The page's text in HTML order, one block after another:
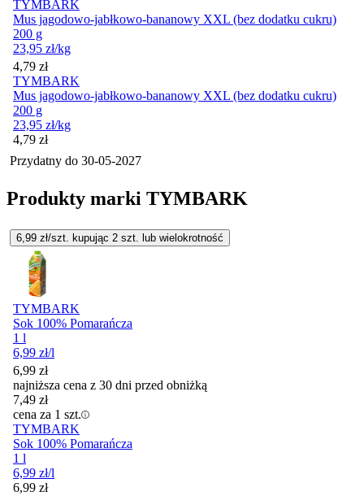
TYMBARK
Mus jagodowo-jabłkowo-bananowy XXL (bez dodatku cukru)
200 g
23,95 zł/kg
Cena
4,79 zł
TYMBARK
Mus jagodowo-jabłkowo-bananowy XXL (bez dodatku cukru)
200 g
23,95 zł/kg
Cena
4,79 zł
Przydatny do 30-05-2027
Produkty marki TYMBARK
6,99 zł/szt. kupując 2 szt. lub wielokrotność
TYMBARK
Sok 100% Pomarańcza
1 l
6,99 zł/l
6,99 zł
najniższa cena z 30 dni przed obniżką
7,49 zł
cena za 1 szt.
TYMBARK
Sok 100% Pomarańcza
1 l
6,99 zł/l
6,99 zł